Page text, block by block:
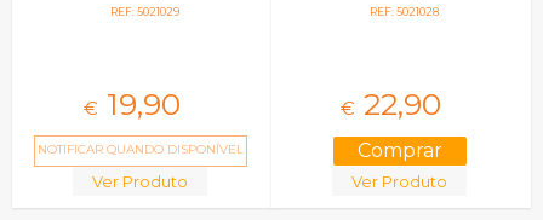
REF: 5021029
€ 19,90
NOTIFICAR QUANDO DISPONÍVEL
Ver Produto
REF: 5021028
€ 22,90
Ver Produto